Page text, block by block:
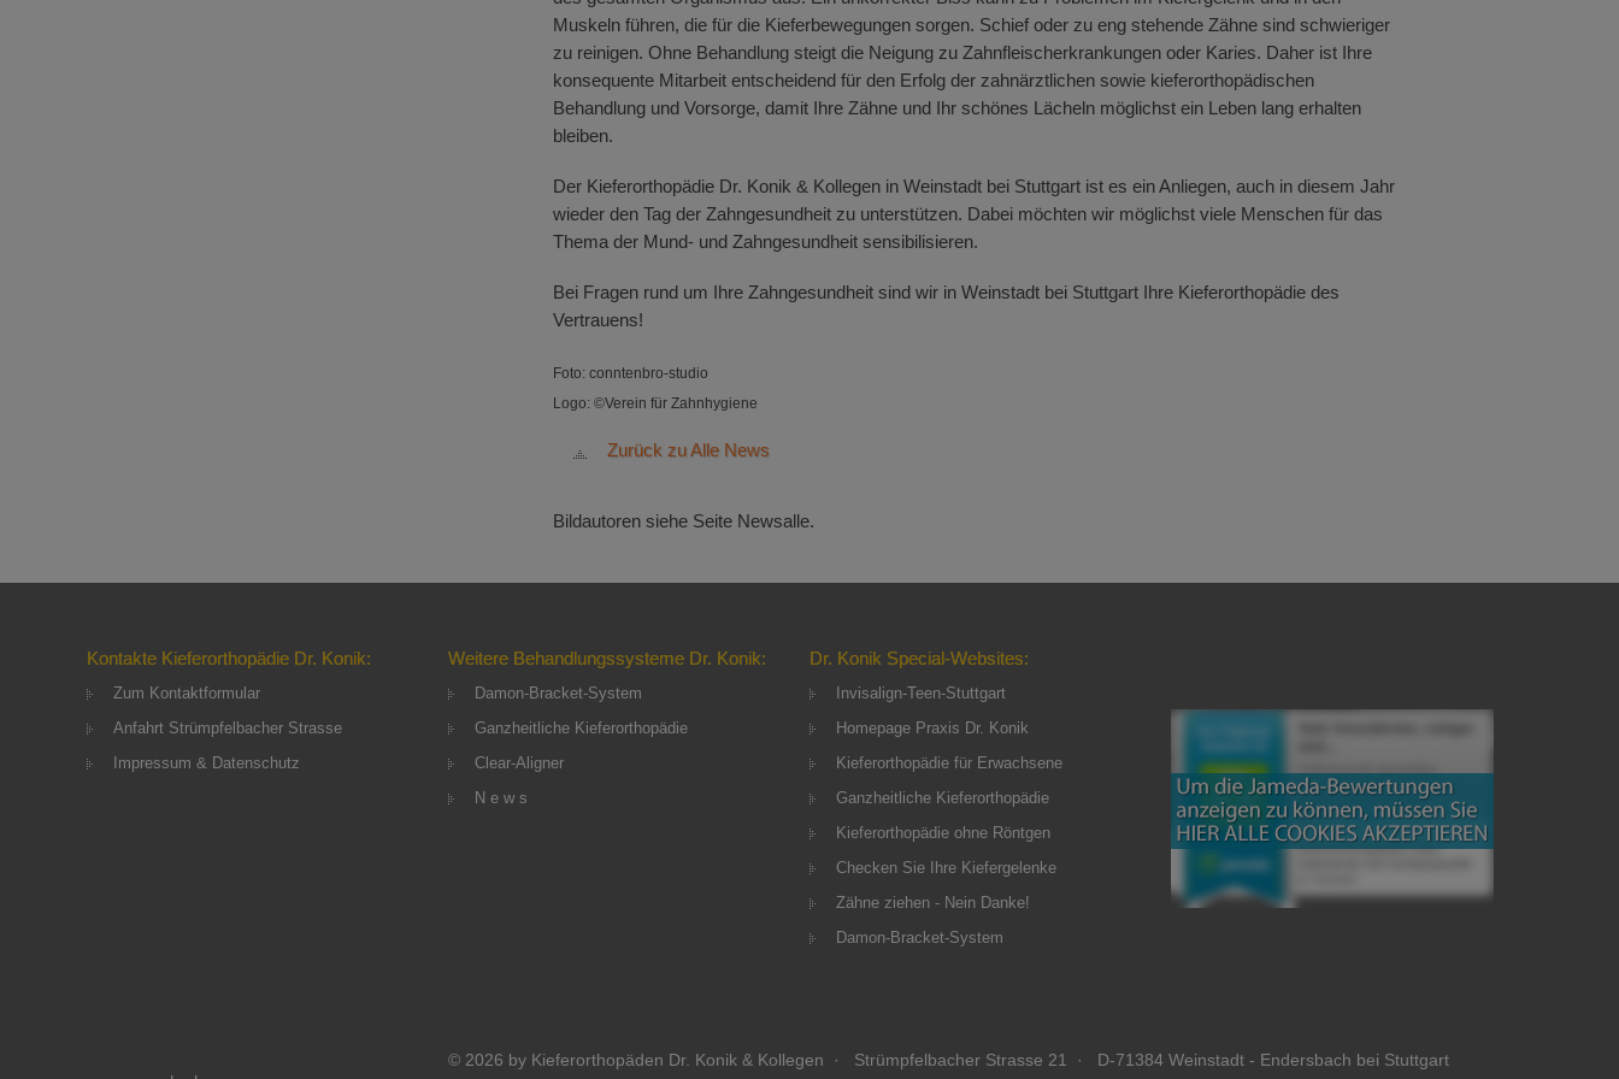
Muskeln führen, die für die Kieferbewegungen sorgen. Schief oder zu eng stehende Zähne sind schwieriger
zu reinigen. Ohne Behandlung steigt die Neigung zu Zahnfleischerkrankungen oder Karies. Daher ist Ihre
konsequente Mitarbeit entscheidend für den Erfolg der zahnärztlichen sowie kieferorthopädischen
Behandlung und Vorsorge, damit Ihre Zähne und Ihr schönes Lächeln möglichst ein Leben lang erhalten
bleiben.
Der Kieferorthopädie Dr. Konik & Kollegen in Weinstadt bei Stuttgart ist es ein Anliegen, auch in diesem Jahr
wieder den Tag der Zahngesundheit zu unterstützen. Dabei möchten wir möglichst viele Menschen für das
Thema der Mund- und Zahngesundheit sensibilisieren.
Bei Fragen rund um Ihre Zahngesundheit sind wir in Weinstadt bei Stuttgart Ihre Kieferorthopädie des
Vertrauens!
Foto: conntenbro-studio
Logo: ©Verein für Zahnhygiene
Zurück zu Alle News
Bildautoren siehe Seite Newsalle.
Kontakte Kieferorthopädie Dr. Konik:
Zum Kontaktformular
Anfahrt Strümpfelbacher Strasse
Impressum & Datenschutz
Weitere Behandlungssysteme Dr. Konik:
Damon-Bracket-System
Ganzheitliche Kieferorthopädie
Clear-Aligner
N e w s
Dr. Konik Special-Websites:
Invisalign-Teen-Stuttgart
Homepage Praxis Dr. Konik
Kieferorthopädie für Erwachsene
Ganzheitliche Kieferorthopädie
Kieferorthopädie ohne Röntgen
Checken Sie Ihre Kiefergelenke
Zähne ziehen - Nein Danke!
Damon-Bracket-System
© 2026 by Kieferorthopäden Dr. Konik & Kollegen · Strümpfelbacher Strasse 21 · D-71384 Weinstadt - Endersbach bei Stuttgart